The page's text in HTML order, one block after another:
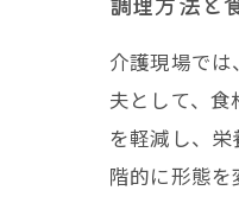
介護現場で
夫として、食
を軽減し、
階的に形態